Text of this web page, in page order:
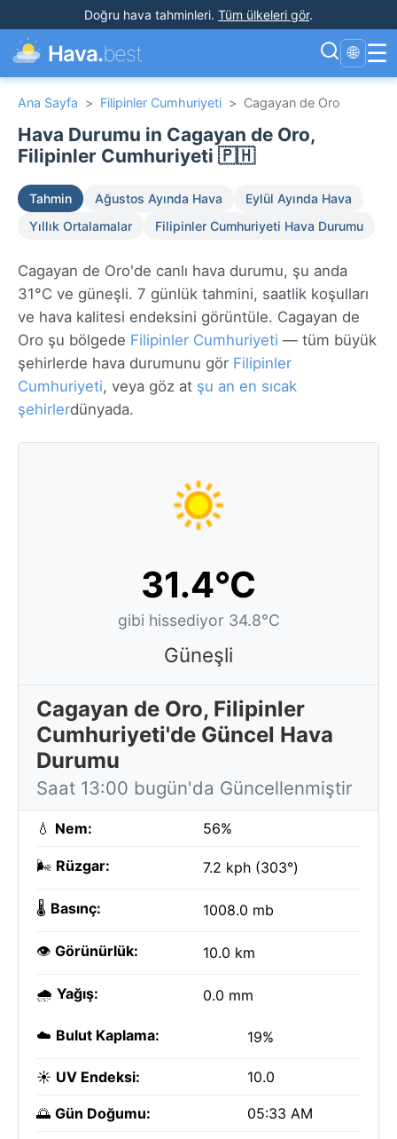
Doğru hava tahminleri. Tüm ülkeleri gör.
Hava.best 🌐 ☰
Ana Sayfa > Filipinler Cumhuriyeti > Cagayan de Oro
Hava Durumu in Cagayan de Oro,
Filipinler Cumhuriyeti 🇵🇭
Tahmin Ağustos Ayında Hava
Eylül Ayında Hava
Yıllık Ortalamalar
Filipinler Cumhuriyeti Hava Durumu
Cagayan de Oro'de canlı hava durumu, şu anda
31°C ve güneşli. 7 günlük tahmini, saatlik koşulları
ve hava kalitesi endeksini görüntüle. Cagayan de
Oro şu bölgede Filipinler Cumhuriyeti — tüm büyük
şehirlerde hava durumunu gör Filipinler
Cumhuriyeti, veya göz at şu an en sıcak
şehirlerdünyada.
31.4°C
gibi hissediyor 34.8°C
Güneşli
Cagayan de Oro, Filipinler
Cumhuriyeti'de Güncel Hava
Durumu
Saat 13:00 bugün'da Güncellenmiştir
💧 Nem: 56%
🌬️ Rüzgar: 7.2 kph (303°)
🌡️ Basınç: 1008.0 mb
👁️ Görünürlük: 10.0 km
🌧️ Yağış: 0.0 mm
☁️ Bulut Kaplama: 19%
☀️ UV Endeksi: 10.0
🌅 Gün Doğumu: 05:33 AM